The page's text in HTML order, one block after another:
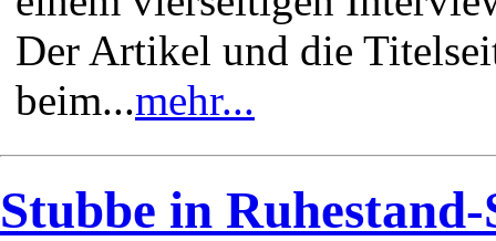
Der Artikel und die
beim...mehr...
Stubbe in